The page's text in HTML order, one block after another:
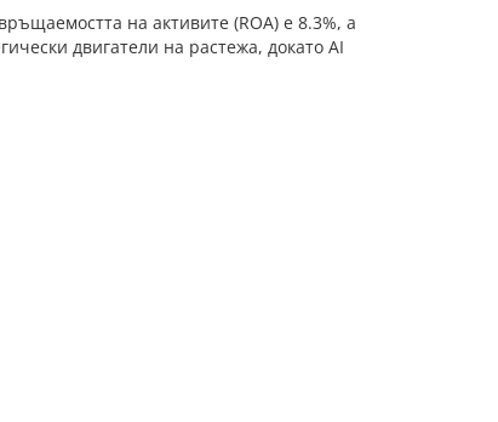
на активите (ROA) е 8.3%, а
двигатели на растежа, докато AI